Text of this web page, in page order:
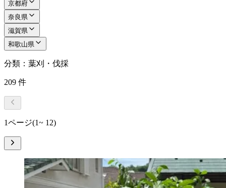
京都府
奈良県
滋賀県
和歌山県
分類：葉刈・伐採
209 件
1ページ(1~ 12)